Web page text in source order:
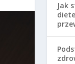
Jak